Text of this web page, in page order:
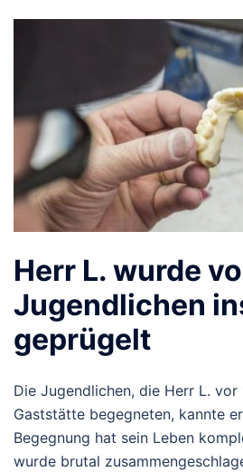
Herr L. wurde
Jugendlichen
geprügelt
Die Jugendlichen, die Herr L.
Gaststätte begegneten, kannte
Begegnung hat sein Leben
wurde brutal